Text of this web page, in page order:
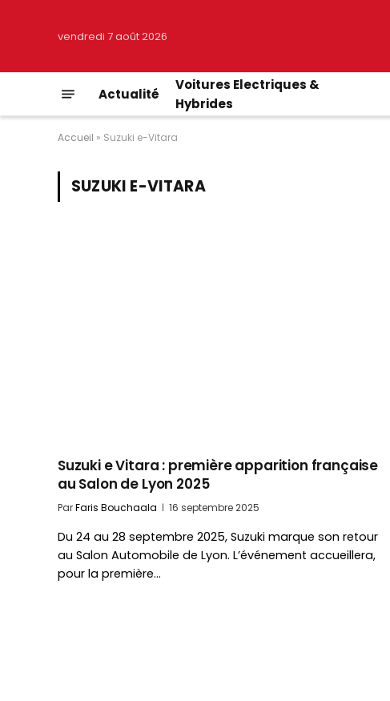
vendredi 7 août 2026
Actualité
Voitures Electriques &
Hybrides
Accueil » Suzuki e-Vitara
SUZUKI E-VITARA
Suzuki e Vitara : première apparition française
au Salon de Lyon 2025
ParFaris Bouchaala 16 septembre 2025
Du 24 au 28 septembre 2025, Suzuki marque son retour
au Salon Automobile de Lyon. L’événement accueillera,
pour la première…